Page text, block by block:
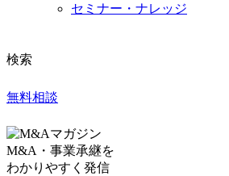
セミナー・ナレッジ
検索
無料相談
M&A・事業承継を
わかりやすく発信